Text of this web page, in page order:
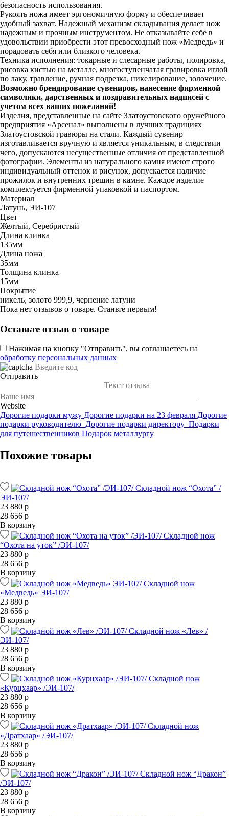
безопасность использования.
Рукоять ножа имеет эргономичную форму и обеспечивает
удобный захват. Надежный механизм складывания делает нож
надежным и прочным инструментом. Не отказывайте себе в
удовольствии приобрести этот превосходный нож «Медведь» и
порадовать себя или близкого человека.
Техника исполнения: токарные и слесарные работы, полировка,
рисовка кистью на металле, многоступенчатая гравировка иглой
по лаку, травление, ручная подрезка, никелирование, золочение.
Возможно брендирование сувениров, нанесение фирменной
символики, дарственных и поздравительных надписей с
учетом всех ваших пожеланий!
Изделия, представленные на сайте Златоустовского оружейного
предприятия «Арсенал» выполнены в лучших традициях
Златоустовской гравюры на стали. Каждый сувенир
изготавливается вручную и является уникальным, в следствии
чего, допускаются несущественные отличия от представленной
фотографии. Элементы из натурального камня имеют строго
индивидуальный оттенок и рисунок, допускается наличие
прожилок и внутренних трещин в камне. Каждое изделие
комплектуется фирменной упаковкой и паспортом.
Материал
Латунь, ЭИ-107
Цвет
Желтый, Серебристый
Длина клинка
135мм
Длина ножа
35мм
Толщина клинка
15мм
Покрытие
никель, золото 999,9, чернение латуни
Пока нет отзывов о товаре. Станьте первым!
Оставьте отзыв о товаре
Нажимая на кнопку "Отправить", вы соглашаетесь на
обработку персональных данных
Отправить
Website
Дорогие подарки мужу Дорогие подарки на 23 февраля Дорогие
подарки руководителю Дорогие подарки директору Подарки
для путешественников Подарок металлургу
Похожие товары
Складной нож “Охота” /
ЭИ-107/
23 880 р
28 656 р
В корзину
Складной нож
“Охота на уток” /ЭИ-107/
23 880 р
28 656 р
В корзину
Складной нож
«Медведь» ЭИ-107/
23 880 р
28 656 р
В корзину
Складной нож «Лев» /
ЭИ-107/
23 880 р
28 656 р
В корзину
Складной нож
«Курцхаар» /ЭИ-107/
23 880 р
28 656 р
В корзину
Складной нож
«Дратхаар» /ЭИ-107/
23 880 р
28 656 р
В корзину
Складной нож “Дракон”
/ЭИ-107/
23 880 р
28 656 р
В корзину